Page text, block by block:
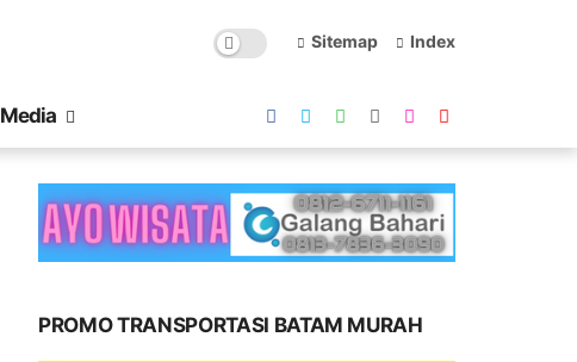
Sitemap Index
Media
PROMO TRANSPORTASI BATAM MURAH